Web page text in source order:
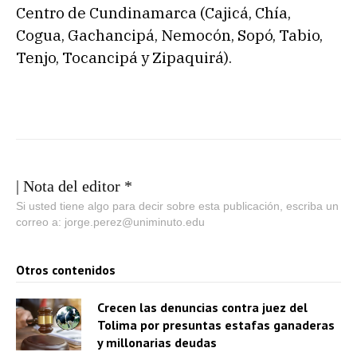
Centro de Cundinamarca (Cajicá, Chía,
Cogua, Gachancipá, Nemocón, Sopó, Tabio,
Tenjo, Tocancipá y Zipaquirá).
| Nota del editor *
Si usted tiene algo para decir sobre esta publicación, escriba un
correo a: jorge.perez@uniminuto.edu
Otros contenidos
Crecen las denuncias contra juez del
Tolima por presuntas estafas ganaderas
y millonarias deudas